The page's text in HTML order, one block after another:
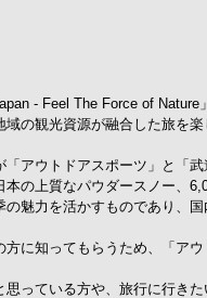
- Feel The Force of Nature
域の観光資源が融合した旅を
アウトドアスポーツ」と「武
本の上質なパウダースノー、
魅力を活かすものであり、
に知ってもらうため、「ア
っている方や、旅行に行き